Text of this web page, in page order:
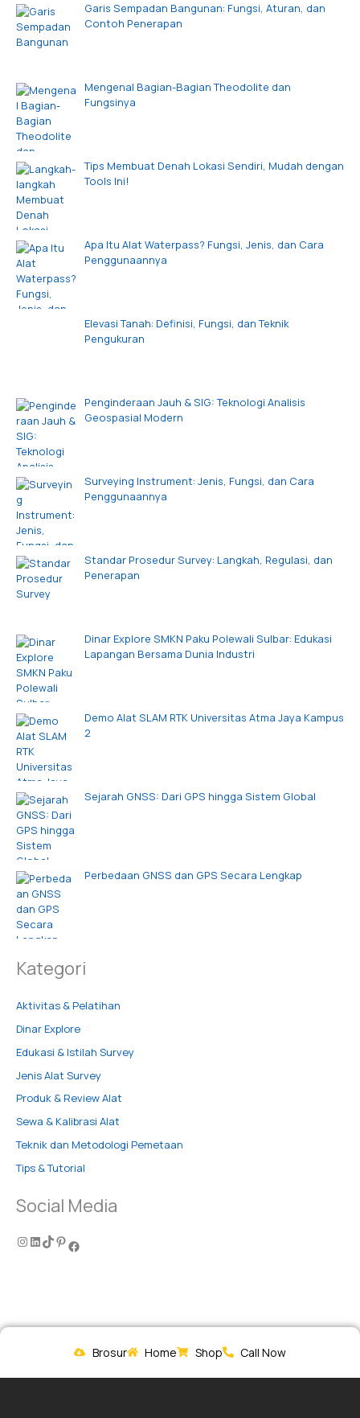
Garis Sempadan Bangunan: Fungsi, Aturan, dan
Contoh Penerapan
Mengenal Bagian-Bagian Theodolite dan
Fungsinya
Tips Membuat Denah Lokasi Sendiri, Mudah dengan
Tools Ini!
Apa Itu Alat Waterpass? Fungsi, Jenis, dan Cara
Penggunaannya
Elevasi Tanah: Definisi, Fungsi, dan Teknik
Pengukuran
Penginderaan Jauh & SIG: Teknologi Analisis
Geospasial Modern
Surveying Instrument: Jenis, Fungsi, dan Cara
Penggunaannya
Standar Prosedur Survey: Langkah, Regulasi, dan
Penerapan
Dinar Explore SMKN Paku Polewali Sulbar: Edukasi
Lapangan Bersama Dunia Industri
Demo Alat SLAM RTK Universitas Atma Jaya Kampus
2
Sejarah GNSS: Dari GPS hingga Sistem Global
Perbedaan GNSS dan GPS Secara Lengkap
Kategori
Aktivitas & Pelatihan
Dinar Explore
Edukasi & Istilah Survey
Jenis Alat Survey
Produk & Review Alat
Sewa & Kalibrasi Alat
Teknik dan Metodologi Pemetaan
Tips & Tutorial
Social Media
Brosur Home Shop Call Now